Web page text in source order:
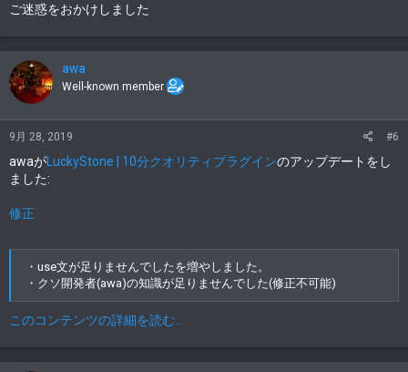
ご迷惑をおかけしました
awa
Well-known member
9月 28, 2019 #6
awaが LuckyStone | 10分クオリティプラグインのアップデートをし
ました:
修正
・use文が足りませんでしたを増やしました。
・クソ開発者(awa)の知識が足りませんでした(修正不可能)
このコンテンツの詳細を読む...